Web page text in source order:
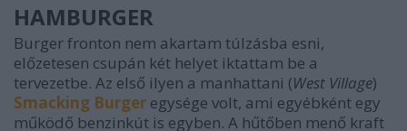
HAMBURGER
Burger fronton nem akartam túlzásba esni,
előzetesen csupán két helyet iktattam be a
tervezetbe. Az első ilyen a manhattani (West Village)
Smacking Burger egysége volt, ami egyébként egy
működő benzinkút is egyben. A hűtőben menő kraft